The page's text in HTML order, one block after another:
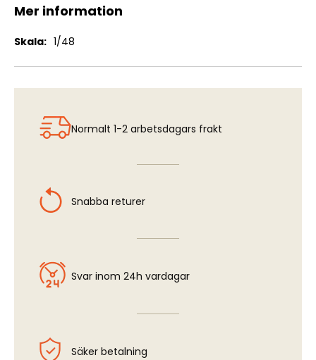
Mer information
Mer
1/48
Normalt 1-2 arbetsdagars frakt
Snabba returer
Svar inom 24h vardagar
Säker betalning